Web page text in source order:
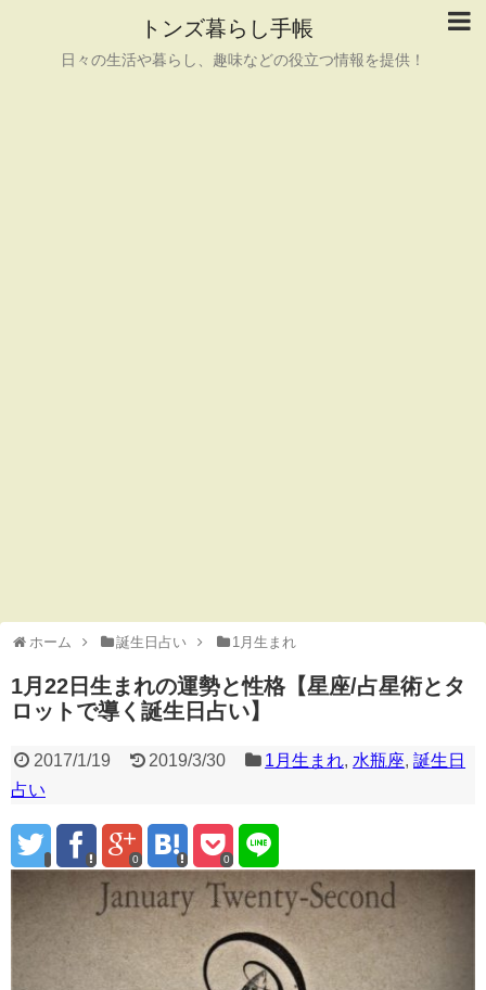
トンズ暮らし手帳
日々の生活や暮らし、趣味などの役立つ情報を提供！
ホーム 誕生日占い 1月生まれ
1月22日生まれの運勢と性格【星座/占星術とタ
ロットで導く誕生日占い】
2017/1/19 2019/3/30 1月生まれ, 水瓶座,誕生日
占い
0 0